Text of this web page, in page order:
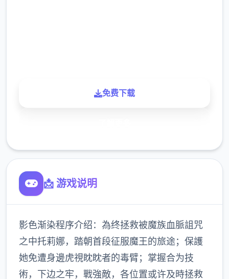
免费下载
📩 游戏说明
影色渐染程序介绍：為终拯救被魔族血脈詛咒
之中托莉娜，踏朝首段征服魔王的旅途；保護
她免遭身邊虎視眈眈者的毒臂；掌握合为技
術，下边之牢，戰強敵，各位置或许及時拯救